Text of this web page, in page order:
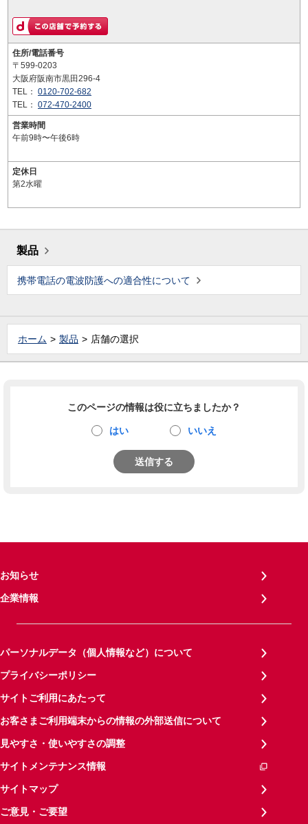
住所/電話番号
〒599-0203
大阪府阪南市黒田296-4
TEL： 0120-702-682
TEL： 072-470-2400
営業時間
午前9時〜午後6時
定休日
第2水曜
製品
携帯電話の電波防護への適合性について
ホーム 製品 店舗の選択
このページの情報は役に立ちましたか？
はい いいえ
送信する
お知らせ
企業情報
パーソナルデータ（個人情報など）について
プライバシーポリシー
サイトご利用にあたって
お客さまご利用端末からの情報の外部送信について
見やすさ・使いやすさの調整
サイトメンテナンス情報
サイトマップ
ご意見・ご要望